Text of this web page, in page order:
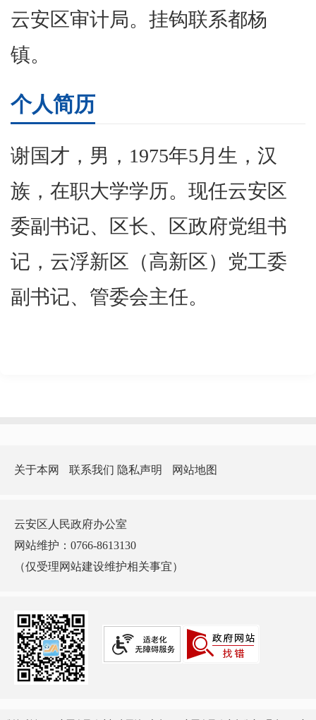
云安区审计局。挂钩联系都杨
镇。
个人简历
谢国才，男，1975年5月生，汉
族，在职大学学历。现任云安区
委副书记、区长、区政府党组书
记，云浮新区（高新区）党工委
副书记、管委会主任。
关于本网 联系我们 隐私声明 网站地图
云安区人民政府办公室
网站维护：0766-8613130
（仅受理网站建设维护相关事宜）